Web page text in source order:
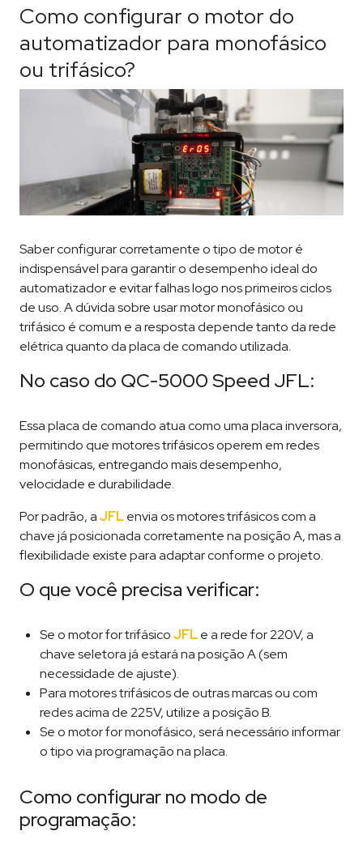
Como configurar o motor do
automatizador para monofásico
ou trifásico?
Saber configurar corretamente o tipo de motor é
indispensável para garantir o desempenho ideal do
automatizador e evitar falhas logo nos primeiros ciclos
de uso. A dúvida sobre usar motor monofásico ou
trifásico é comum e a resposta depende tanto da rede
elétrica quanto da placa de comando utilizada.
No caso do QC-5000 Speed JFL:
Essa placa de comando atua como uma placa inversora,
permitindo que motores trifásicos operem em redes
monofásicas, entregando mais desempenho,
velocidade e durabilidade.
Por padrão, aJFLenvia os motores trifásicos com a
chave já posicionada corretamente na posição A, mas a
flexibilidade existe para adaptar conforme o projeto.
O que você precisa verificar:
Se o motor for trifásicoJFLe a rede for 220V, a
chave seletora já estará na posição A (sem
necessidade de ajuste).
Para motores trifásicos de outras marcas ou com
redes acima de 225V, utilize a posição B.
Se o motor for monofásico, será necessário informar
o tipo via programação na placa.
Como configurar no modo de
programação: